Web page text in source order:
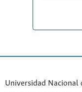
Universidad Nacional